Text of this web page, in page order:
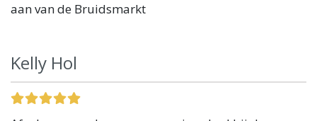
aan van de Bruidsmarkt
Kelly Hol